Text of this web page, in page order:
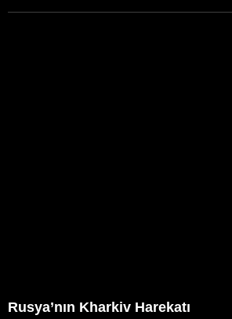
Rusya’nın Kharkiv Harekatı